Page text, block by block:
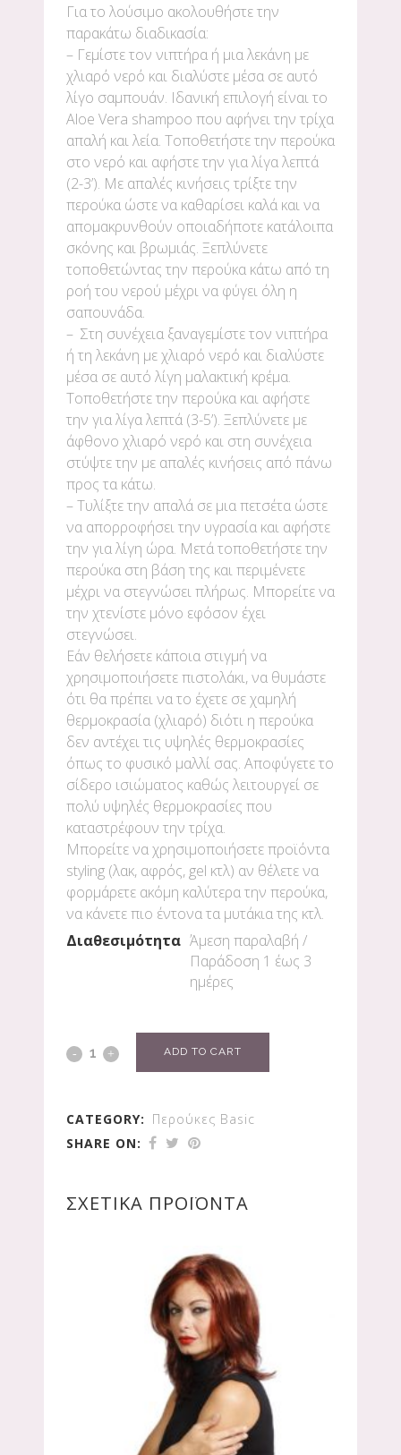
Για το λούσιμο ακολουθήστε την
παρακάτω διαδικασία:
– Γεμίστε τον νιπτήρα ή μια λεκάνη με
χλιαρό νερό και διαλύστε μέσα σε αυτό
λίγο σαμπουάν. Ιδανική επιλογή είναι το
Aloe Vera shampoo που αφήνει την τρίχα
απαλή και λεία. Tοποθετήστε την περούκα
στο νερό και αφήστε την για λίγα λεπτά
(2-3’). Με απαλές κινήσεις τρίξτε την
περούκα ώστε να καθαρίσει καλά και να
απομακρυνθούν οποιαδήποτε κατάλοιπα
σκόνης και βρωμιάς. Ξεπλύνετε
τοποθετώντας την περούκα κάτω από τη
ροή του νερού μέχρι να φύγει όλη η
σαπουνάδα.
– Στη συνέχεια ξαναγεμίστε τον νιπτήρα
ή τη λεκάνη με χλιαρό νερό και διαλύστε
μέσα σε αυτό λίγη μαλακτική κρέμα.
Τοποθετήστε την περούκα και αφήστε
την για λίγα λεπτά (3-5’). Ξεπλύνετε με
άφθονο χλιαρό νερό και στη συνέχεια
στύψτε την με απαλές κινήσεις από πάνω
προς τα κάτω.
– Τυλίξτε την απαλά σε μια πετσέτα ώστε
να απορροφήσει την υγρασία και αφήστε
την για λίγη ώρα. Μετά τοποθετήστε την
περούκα στη βάση της και περιμένετε
μέχρι να στεγνώσει πλήρως. Μπορείτε να
την χτενίστε μόνο εφόσον έχει
στεγνώσει.
Εάν θελήσετε κάποια στιγμή να
χρησιμοποιήσετε πιστολάκι, να θυμάστε
ότι θα πρέπει να το έχετε σε χαμηλή
θερμοκρασία (χλιαρό) διότι η περούκα
δεν αντέχει τις υψηλές θερμοκρασίες
όπως το φυσικό μαλλί σας. Αποφύγετε το
σίδερο ισιώματος καθώς λειτουργεί σε
πολύ υψηλές θερμοκρασίες που
καταστρέφουν την τρίχα.
Μπορείτε να χρησιμοποιήσετε προϊόντα
styling (λακ, αφρός, gel κτλ) αν θέλετε να
φορμάρετε ακόμη καλύτερα την περούκα,
να κάνετε πιο έντονα τα μυτάκια της κτλ.
Διαθεσιμότητα Άμεση παραλαβή /
Παράδoση 1 έως 3
ημέρες
ADD TO CART
CATEGORY: Περούκες Basic
SHARE ON:
ΣΧΕΤΙΚΆ ΠΡΟΪΌΝΤΑ